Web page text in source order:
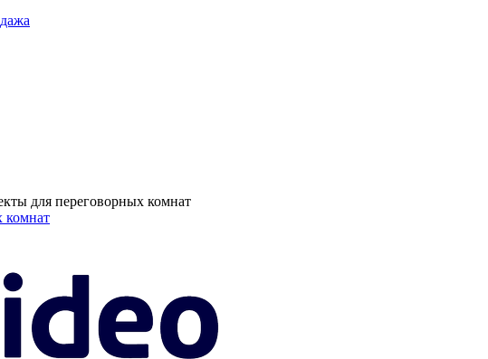
для переговорных комнат
комнат